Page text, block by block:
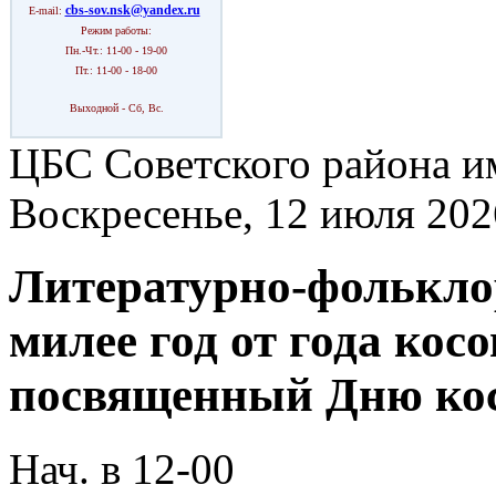
E-mail: cbs-sov.nsk@yandex.ru
Режим работы:
Пн.-Чт.: 11-00 - 19-00
Пт.: 11-00 - 18-00
Выходной - Сб, Вс.
ЦБС Советского района
Воскресенье, 12 июля
Литературно-
милее год от года
посвященный Дню
Нач. в 12-00